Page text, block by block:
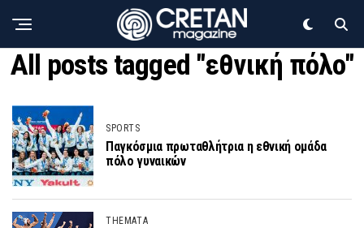
All posts tagged "εθνική πόλο"
SPORTS
Παγκόσμια πρωταθλήτρια η εθνική ομάδα
πόλο γυναικών
THEMATA